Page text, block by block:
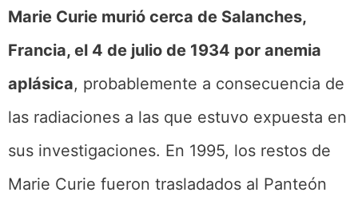
Marie Curie murió cerca de Salanches,
Francia, el 4 de julio de 1934 por anemia
aplásica, probablemente a consecuencia de
las radiaciones a las que estuvo expuesta en
sus investigaciones. En 1995, los restos de
Marie Curie fueron trasladados al Panteón